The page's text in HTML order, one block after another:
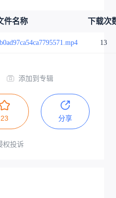
件名称 下载次
13
添加到专辑
23 分享
权投诉